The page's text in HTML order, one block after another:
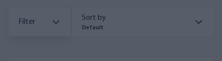
Filter Sort by
Default